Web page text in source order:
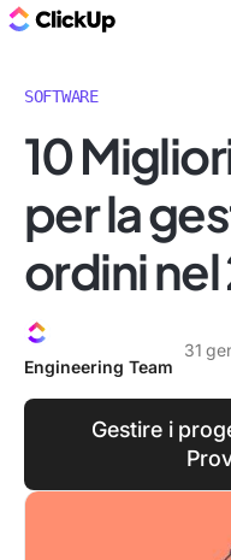
SOFTWARE
10
per la
ordini
Engineering Team
31
Gestire i